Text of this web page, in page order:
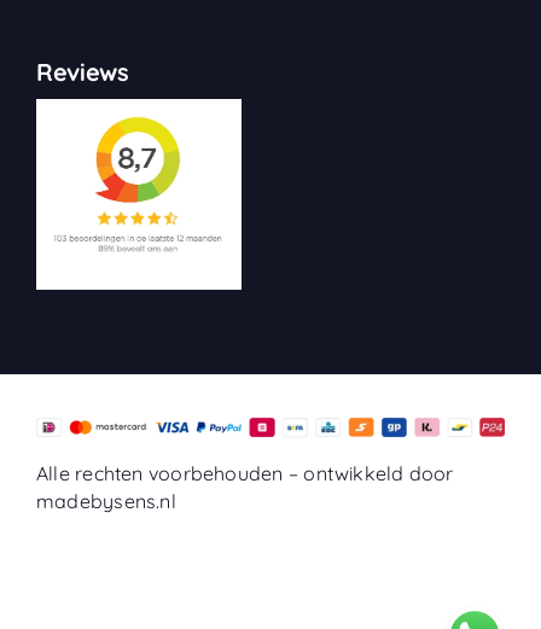
Reviews
Alle rechten voorbehouden –ontwikkeld door
madebysens.nl